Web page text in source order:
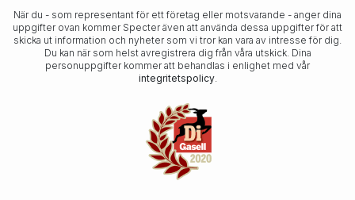
När du - som representant för ett företag eller motsvarande - anger dina
uppgifter ovan kommer Specter även att använda dessa uppgifter för att
skicka ut information och nyheter som vi tror kan vara av intresse för dig.
Du kan när som helst avregistrera dig från våra utskick. Dina
personuppgifter kommer att behandlas i enlighet med vår
integritetspolicy.